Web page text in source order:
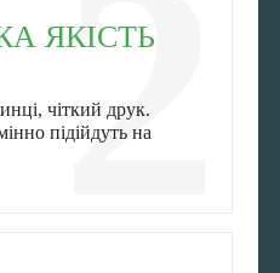
2
ЯКІСТЬ
чіткий друк.
підійдуть на